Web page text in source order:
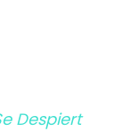
Despiert